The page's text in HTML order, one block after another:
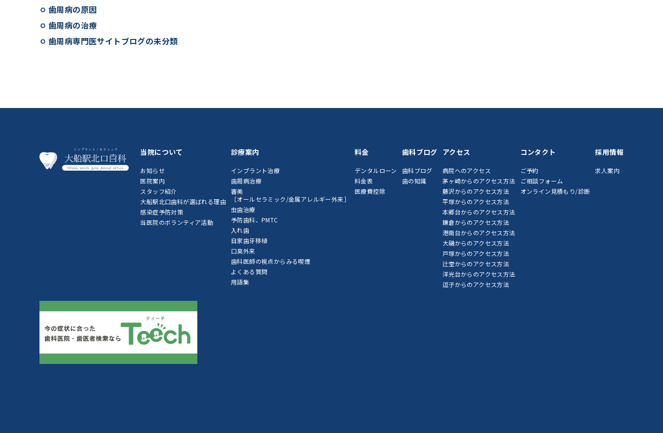
歯周病の原因
歯周病の治療
歯周病専門医サイトブログの未分類
当院について
お知らせ
医院案内
スタッフ紹介
大船駅北口歯科が選ばれる理由
感染症予防対策
当医院のボランティア活動
診療案内
インプラント治療
歯周病治療
審美
［オールセラミック/金属アレルギー外来］
虫歯治療
予防歯科、PMTC
入れ歯
自家歯牙移植
口臭外来
歯科医師の視点からみる喫煙
よくある質問
用語集
料金
デンタルローン
料金表
医療費控除
歯科ブログ
歯科ブログ
歯の知識
アクセス
病院へのアクセス
茅ヶ崎からのアクセス方法
藤沢からのアクセス方法
平塚からのアクセス方法
本郷台からのアクセス方法
鎌倉からのアクセス方法
港南台からのアクセス方法
大磯からのアクセス方法
戸塚からのアクセス方法
辻堂からのアクセス方法
洋光台からのアクセス方法
逗子からのアクセス方法
コンタクト
ご予約
ご相談フォーム
オンライン見積もり/診断
採用情報
求人案内